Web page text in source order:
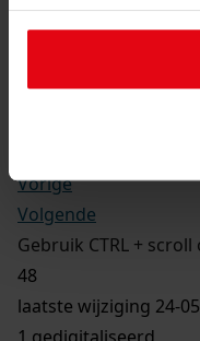
181.
Dit bestand is nog
Vorige
Volgende
Gebruik CTRL +
laatste wijziging 24-